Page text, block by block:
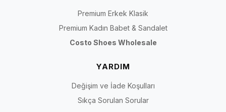
Premium Erkek Klasik
Premium Kadın Babet & Sandalet
Costo Shoes Wholesale
YARDIM
Değişim ve İade Koşulları
Sıkça Sorulan Sorular